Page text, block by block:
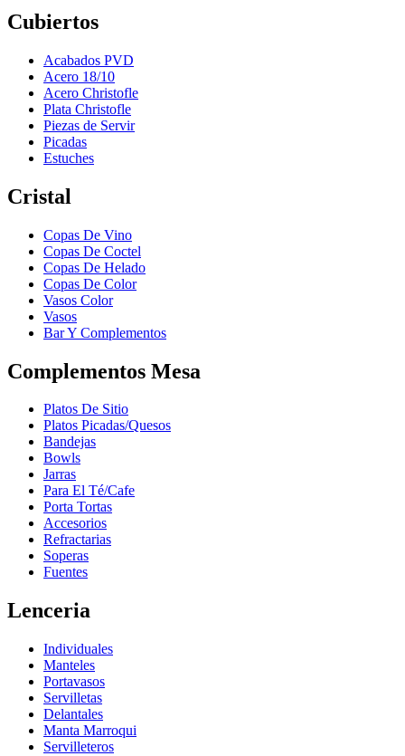
Cubiertos
Acabados PVD
Acero 18/10
Acero Christofle
Plata Christofle
Piezas de Servir
Picadas
Estuches
Cristal
Copas De Vino
Copas De Coctel
Copas De Helado
Copas De Color
Vasos Color
Vasos
Bar Y Complementos
Complementos Mesa
Platos De Sitio
Platos Picadas/Quesos
Bandejas
Bowls
Jarras
Para El Té/Cafe
Porta Tortas
Accesorios
Refractarias
Soperas
Fuentes
Lenceria
Individuales
Manteles
Portavasos
Servilletas
Delantales
Manta Marroqui
Servilleteros